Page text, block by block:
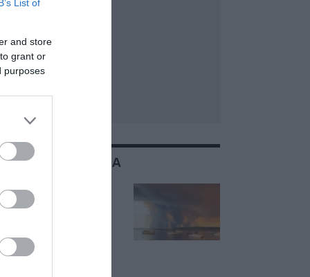
List of
and store
grant or
purposes
ΣΧΕΤΙΚΑ ΜΕ:ΓΑΛΛΙΑ
Γαλλία: Η φωτιά δεν
κοντά
εκτοπισμένοι, έχουν